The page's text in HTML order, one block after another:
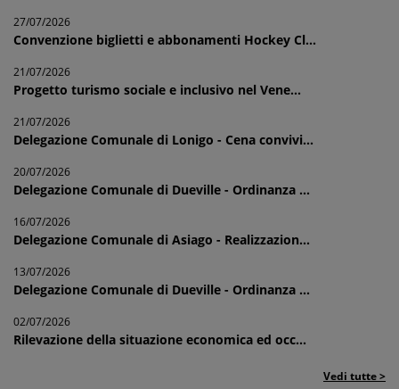
27/07/2026
Convenzione biglietti e abbonamenti Hockey Cl...
21/07/2026
Progetto turismo sociale e inclusivo nel Vene...
21/07/2026
Delegazione Comunale di Lonigo - Cena convivi...
20/07/2026
Delegazione Comunale di Dueville - Ordinanza ...
16/07/2026
Delegazione Comunale di Asiago - Realizzazion...
13/07/2026
Delegazione Comunale di Dueville - Ordinanza ...
02/07/2026
Rilevazione della situazione economica ed occ...
Vedi tutte >